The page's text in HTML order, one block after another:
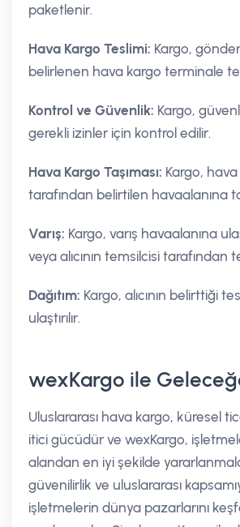
paketlenir.
Hava Kargo Teslimi: Kargo,
belirlenen hava kargo terminale
Kontrol ve Güvenlik: Kargo,
gerekli izinler için kontrol edilir.
Hava Kargo Taşıması: Kargo,
tarafından belirtilen havaalanına
Varış: Kargo, varış havaalanına
veya alıcının temsilcisi tarafından
Dağıtım: Kargo, alıcının belirttiği
ulaştırılır.
wexKargo ile
Uluslararası hava kargo, küresel
itici gücüdür ve wexKargo,
alandan en iyi şekilde
güvenilirlik ve uluslararası
işletmelerin dünya pazarlarını